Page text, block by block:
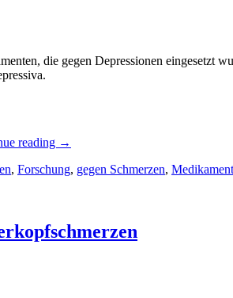
die gegen Depressionen eingesetzt
reading →
, Forschung, gegen Schmerzen,